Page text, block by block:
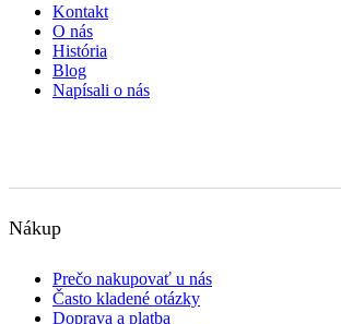
Kontakt
O nás
História
Blog
Napísali o nás
Nákup
Prečo nakupovať u nás
Často kladené otázky
Doprava a platba